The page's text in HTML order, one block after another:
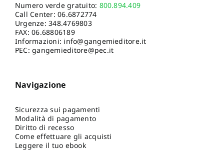
Numero verde gratuito: 800.894.409
Call Center:06.6872774
Urgenze:348.4769803
FAX: 06.68806189
Informazioni: info@gangemieditore.it
PEC: gangemieditore@pec.it
Navigazione
Sicurezza sui pagamenti
Modalità di pagamento
Diritto di recesso
Come effettuare gli acquisti
Leggere il tuo ebook